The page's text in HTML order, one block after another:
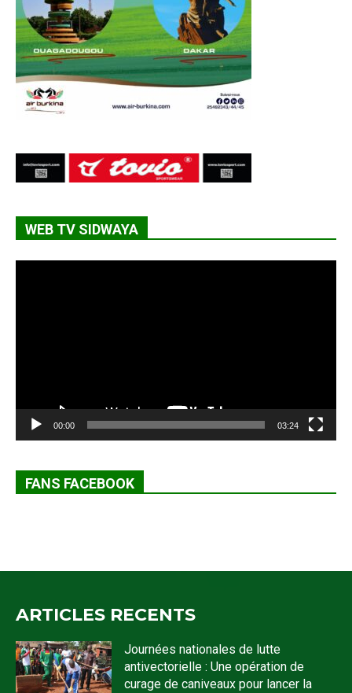
WEB TV SIDWAYA
00:00 03:24
FANS FACEBOOK
ARTICLES RECENTS
Journées nationales de lutte
antivectorielle : Une opération de
curage de caniveaux pour lancer la